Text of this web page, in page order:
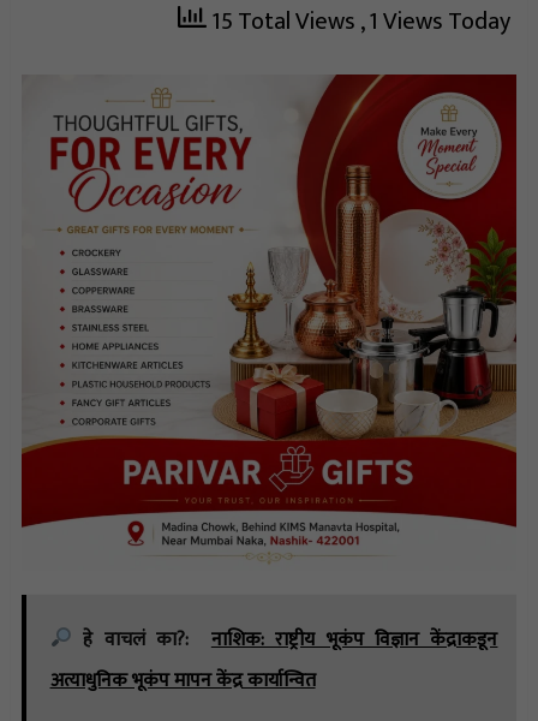
15 Total Views, 1 Views Today
हे वाचलं का?:
नाशिक: राष्ट्रीय भूकंप विज्ञान केंद्राकडून
अत्याधुनिक भूकंप मापन केंद्र कार्यान्वित